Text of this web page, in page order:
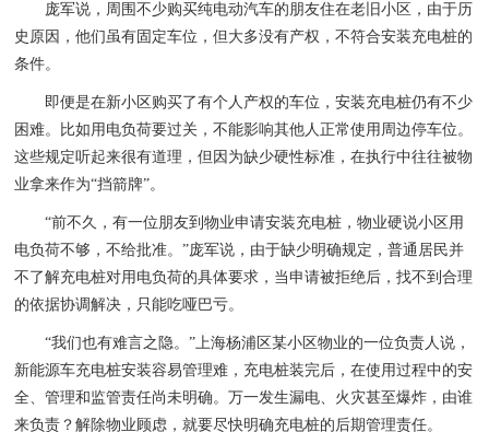
庞军说，周围不少购买纯电动汽车的朋友住在老旧小区，由于历
史原因，他们虽有固定车位，但大多没有产权，不符合安装充电桩的
条件。
即便是在新小区购买了有个人产权的车位，安装充电桩仍有不少
困难。比如用电负荷要过关，不能影响其他人正常使用周边停车位。
这些规定听起来很有道理，但因为缺少硬性标准，在执行中往往被物
业拿来作为“挡箭牌”。
“前不久，有一位朋友到物业申请安装充电桩，物业硬说小区用
电负荷不够，不给批准。”庞军说，由于缺少明确规定，普通居民并
不了解充电桩对用电负荷的具体要求，当申请被拒绝后，找不到合理
的依据协调解决，只能吃哑巴亏。
“我们也有难言之隐。”上海杨浦区某小区物业的一位负责人说，
新能源车充电桩安装容易管理难，充电桩装完后，在使用过程中的安
全、管理和监管责任尚未明确。万一发生漏电、火灾甚至爆炸，由谁
来负责？解除物业顾虑，就要尽快明确充电桩的后期管理责任。